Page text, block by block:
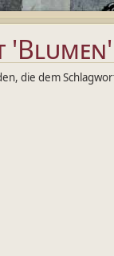
die dem